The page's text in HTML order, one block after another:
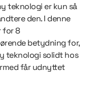
teknologi er kun så
den. I denne
for 8
betydning for,
teknologi solidt hos
får udnyttet